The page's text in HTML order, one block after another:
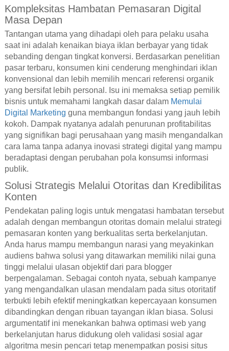
Kompleksitas Hambatan Pemasaran Digital
Masa Depan
Tantangan utama yang dihadapi oleh para pelaku usaha
saat ini adalah kenaikan biaya iklan berbayar yang tidak
sebanding dengan tingkat konversi. Berdasarkan penelitian
pasar terbaru, konsumen kini cenderung menghindari iklan
konvensional dan lebih memilih mencari referensi organik
yang bersifat lebih personal. Isu ini memaksa setiap pemilik
bisnis untuk memahami langkah dasar dalam Memulai
Digital Marketing guna membangun fondasi yang jauh lebih
kokoh. Dampak nyatanya adalah penurunan profitabilitas
yang signifikan bagi perusahaan yang masih mengandalkan
cara lama tanpa adanya inovasi strategi digital yang mampu
beradaptasi dengan perubahan pola konsumsi informasi
publik.
Solusi Strategis Melalui Otoritas dan Kredibilitas
Konten
Pendekatan paling logis untuk mengatasi hambatan tersebut
adalah dengan membangun otoritas domain melalui strategi
pemasaran konten yang berkualitas serta berkelanjutan.
Anda harus mampu membangun narasi yang meyakinkan
audiens bahwa solusi yang ditawarkan memiliki nilai guna
tinggi melalui ulasan objektif dari para blogger
berpengalaman. Sebagai contoh nyata, sebuah kampanye
yang mengandalkan ulasan mendalam pada situs otoritatif
terbukti lebih efektif meningkatkan kepercayaan konsumen
dibandingkan dengan ribuan tayangan iklan biasa. Solusi
argumentatif ini menekankan bahwa optimasi web yang
berkelanjutan harus didukung oleh validasi sosial agar
algoritma mesin pencari tetap menempatkan posisi situs